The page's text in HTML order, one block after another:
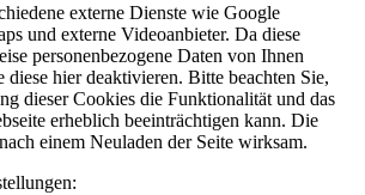
externe Dienste wie Google
und externe Videoanbieter. Da diese
personenbezogene Daten von Ihnen
diese hier deaktivieren. Bitte beachten Sie,
dieser Cookies die Funktionalität und das
erheblich beeinträchtigen kann. Die
einem Neuladen der Seite wirksam.